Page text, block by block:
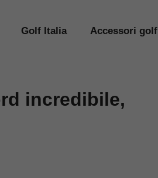
Golf Italia Accessori golf
incredibile,